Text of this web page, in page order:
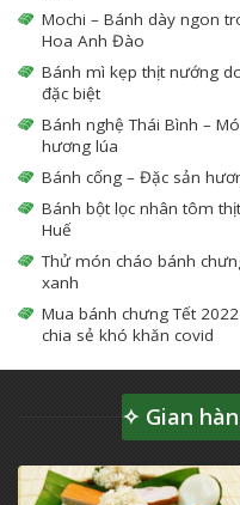
Mochi – Bánh dày ngon
Hoa Anh Đào
Bánh mì kẹp thịt nướng
đặc biệt
Bánh nghệ Thái Bình –
hương lúa
Bánh cống – Đặc sản
Bánh bột lọc nhân tôm
Huế
Thử món cháo bánh
xanh
Mua bánh chưng Tết
chia sẻ khó khăn covid
✧ Gian